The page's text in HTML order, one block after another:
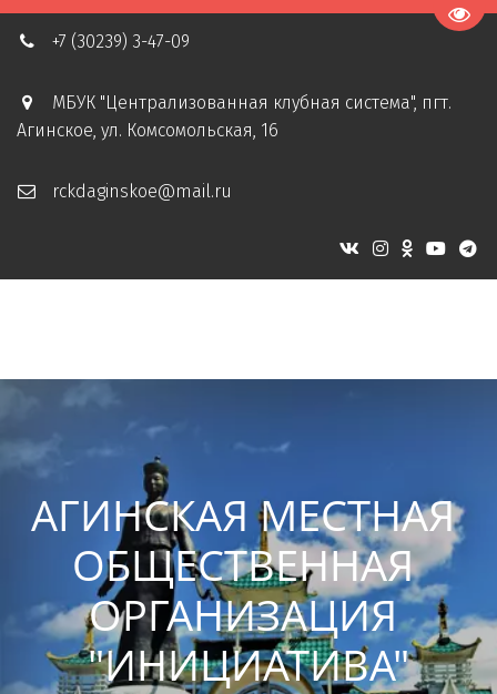
+7 (30239) 3-47-09
МБУК "Централизованная клубная система", пгт.
Агинское, ул. Комсомольская, 16
rckdaginskoe@mail.ru
АГИНСКАЯ МЕСТНАЯ
ОБЩЕСТВЕННАЯ
ОРГАНИЗАЦИЯ
"ИНИЦИАТИВА"